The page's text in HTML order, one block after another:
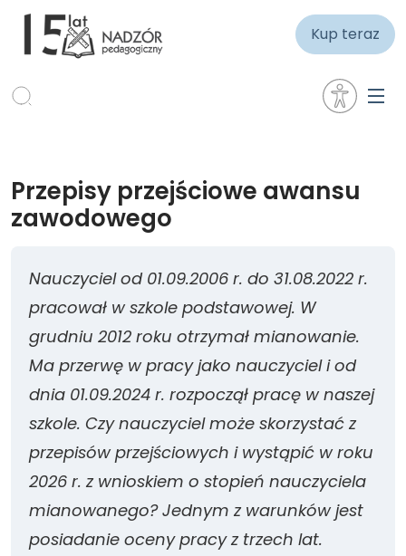
Kup teraz
Przepisy przejściowe awansu
zawodowego
Nauczyciel od 01.09.2006 r. do 31.08.2022 r.
pracował w szkole podstawowej. W
grudniu 2012 roku otrzymał mianowanie.
Ma przerwę w pracy jako nauczyciel i od
dnia 01.09.2024 r. rozpoczął pracę w naszej
szkole. Czy nauczyciel może skorzystać z
przepisów przejściowych i wystąpić w roku
2026 r. z wnioskiem o stopień nauczyciela
mianowanego? Jednym z warunków jest
posiadanie oceny pracy z trzech lat.